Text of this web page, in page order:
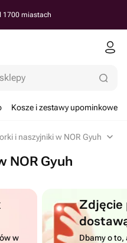
1700 miastach
Kosze i zestawy upominkowe
i naszyjniki w NOR Gyuh
NOR Gyuh
w
Dbamy o to,